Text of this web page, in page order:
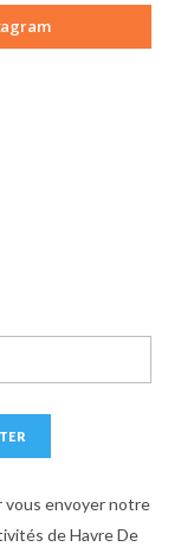
vous envoyer notre
de Havre De